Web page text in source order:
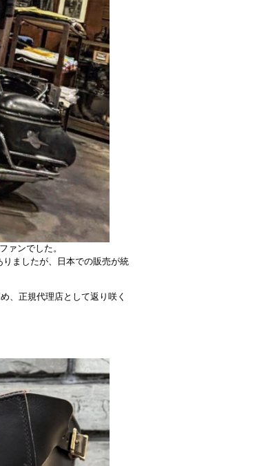
ァンでした。
ましたが、日本での販売が統
、正規代理店として返り咲く